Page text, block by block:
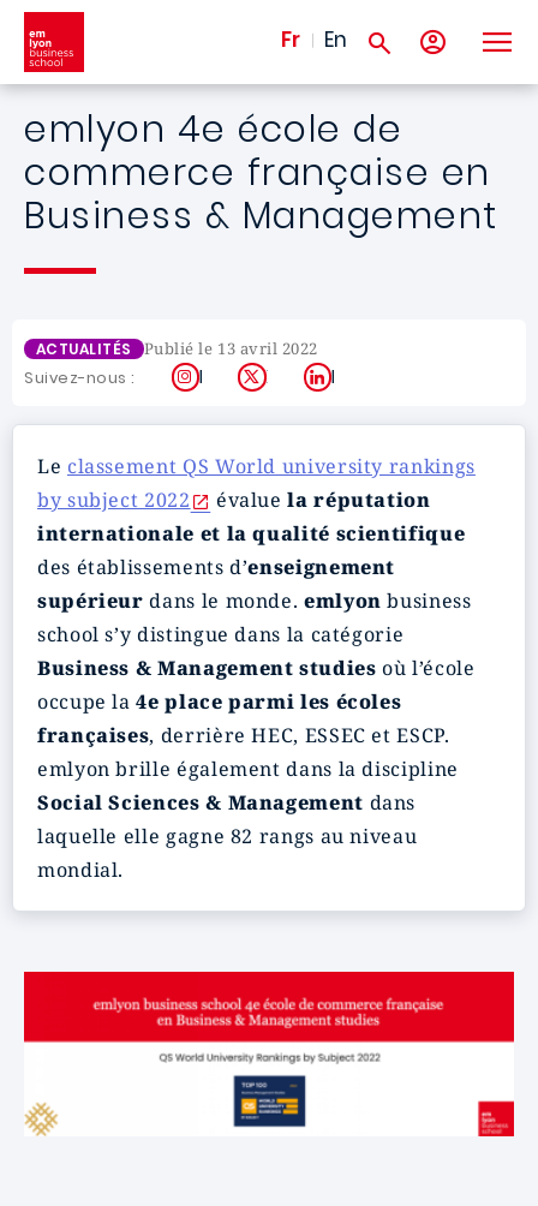
Aller au contenu principal
Fr En
emlyon 4e école de
commerce française en
Business & Management
ACTUALITÉS Publié le 13 avril 2022
Suivez-nous : Instagram
X LinkedIn
Le classement QS World university rankings
by subject 2022
évaluela réputation
internationale et la qualité scientifique
des établissements d’enseignement
supérieur dans le monde.emlyon business
school s’y distingue dans la catégorie
Business & Management studies où l’école
occupe la4e place parmi les écoles
françaises, derrière HEC, ESSEC et ESCP.
emlyon brille également dans la discipline
Social Sciences & Management dans
laquelle elle gagne 82 rangs au niveau
mondial.